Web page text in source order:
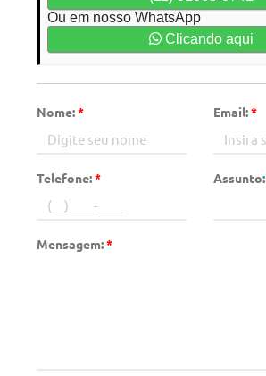
Ou em nosso WhatsApp
Clicando aqui
Nome:* Email:*
Telefone:* Assunto:
Mensagem:*